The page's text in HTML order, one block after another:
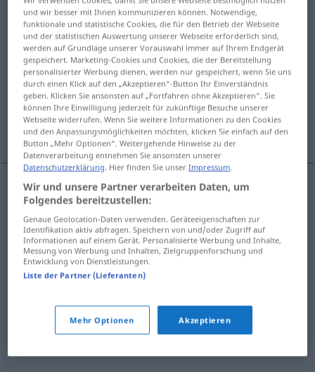
mehrenv/t(& v/r) GEH
Übersicht aller Übersetzungen
(Für mehr Details die Übersetzung anklicken/antippen)
se multiplier...
croissez et multipliez-vous...
Beispiele
(sich) mehren
(se)multiplier
augmenter
fruchtbarund mehret euch
croissez et multipliez-vous
und wir besser mit Ihnen kommunizieren können. Notwendige,
funktionale und statistische Cookies, die für den Betrieb der Webseite
und der statistischen Auswertung unserer Webseite erforderlich sind,
werden auf Grundlage unserer Vorauswahl immer auf Ihrem Endgerät
gespeichert. Marketing-Cookies und Cookies, die der Bereitstellung
personalisierter Werbung dienen, werden nur gespeichert, wenn Sie uns
durch einen Klick auf den „Akzeptieren“-Button Ihr Einverständnis
geben. Klicken Sie ansonsten auf „Fortfahren ohne Akzeptieren“. Sie
können Ihre Einwilligung jederzeit für zukünftige Besuche unserer
Webseite widerrufen. Wenn Sie weitere Informationen zu den Cookies
und den Anpassungsmöglichkeiten möchten, klicken Sie einfach auf den
Button „Mehr Optionen“. Weitergehende Hinweise zu der
Datenverarbeitung entnehmen Sie ansonsten unserer
Datenschutzerklärung. Hier finden Sie unserImpressum.
Wir und unsere Partner verarbeiten Daten, um
Folgendes bereitzustellen:
Genaue Geolocation-Daten verwenden. Geräteeigenschaften zur
Identifikation aktiv abfragen. Speichern von und/oder Zugriff auf
Informationen auf einem Gerät. Personalisierte Werbung und Inhalte,
Messung von Werbung und Inhalten, Zielgruppenforschung und
Entwicklung von Dienstleistungen.
Liste der Partner (Lieferanten)
Mehr Optionen Akzeptieren